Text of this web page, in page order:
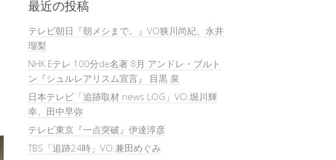
最近の投稿
テレビ朝日『朝メシまで。』VO狭川尚紀、永井
瑠梨
NHK Eテレ 100分de名著 8月 アンドレ・ブルト
ン『シュルレアリスム宣言』 目黒 泉
日本テレビ「追跡取材 news LOG」VO.堀川輝
幸、田中早弥
テレビ東京『一点突破』伊達淳彦
TBS「追跡24時」VO.兼田めぐみ